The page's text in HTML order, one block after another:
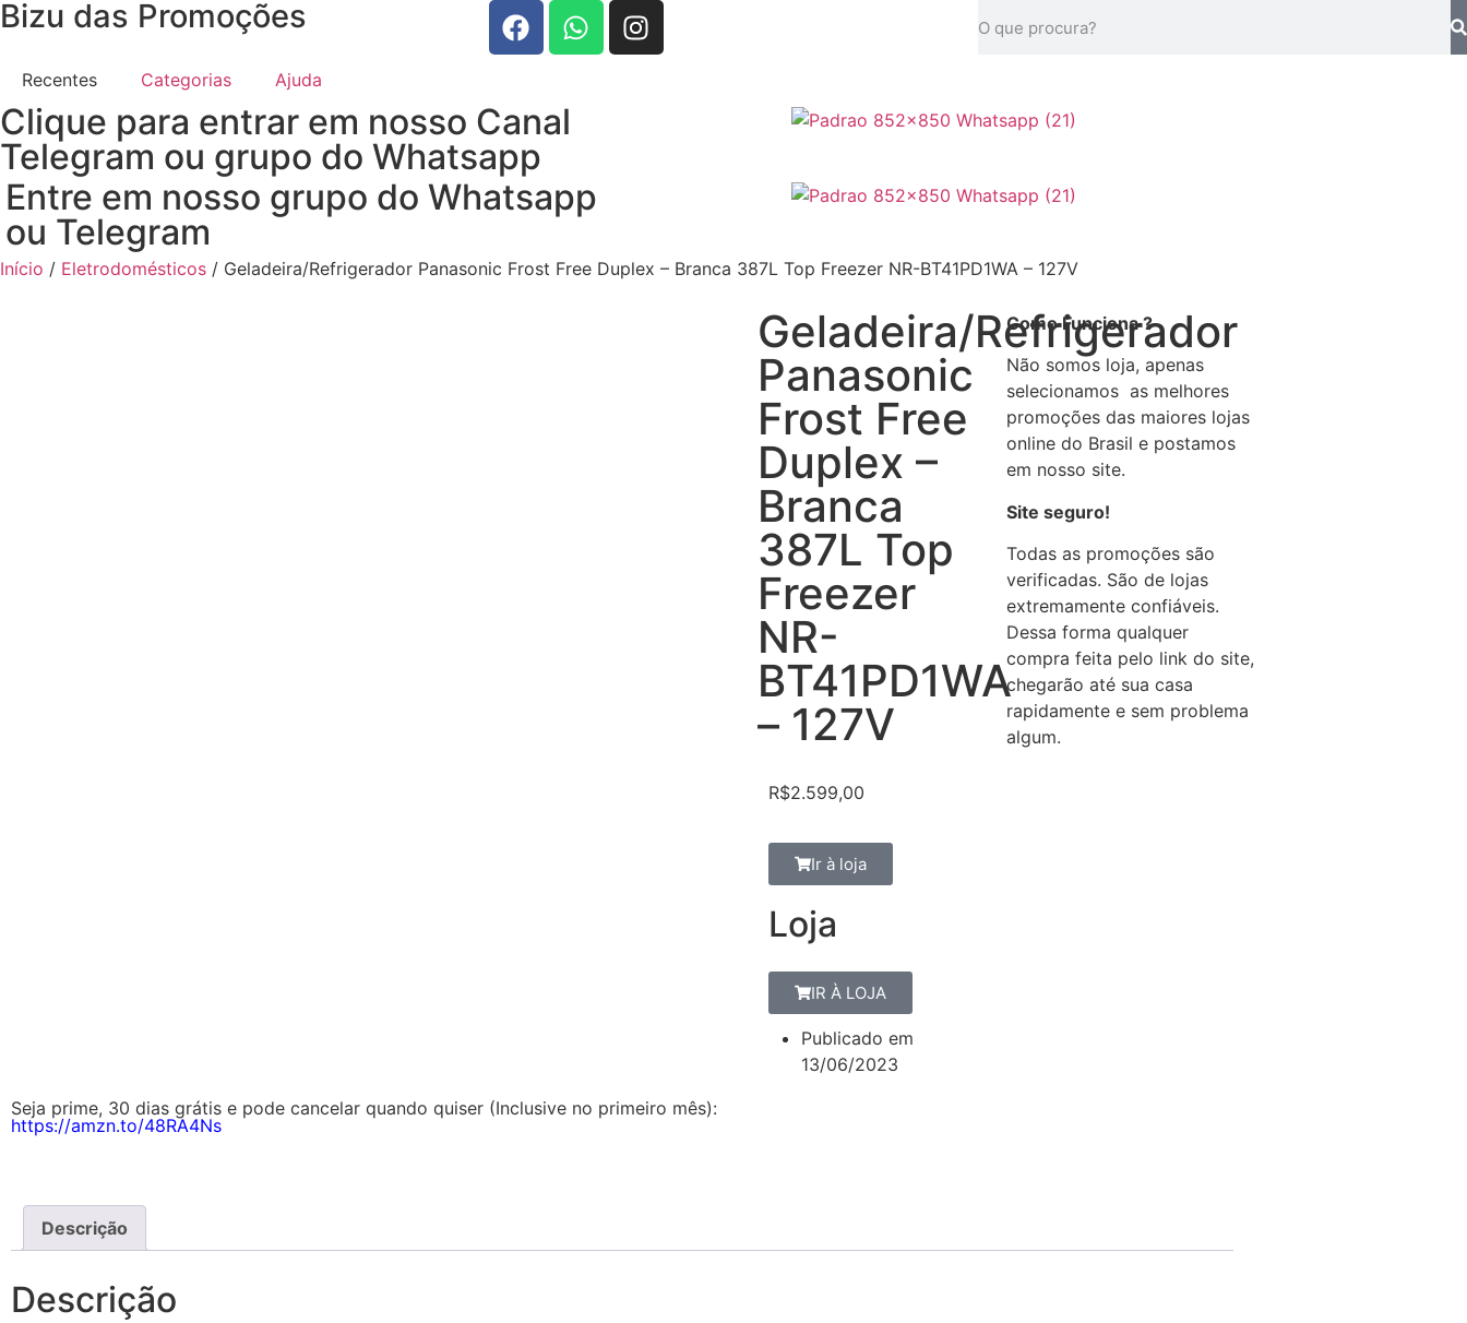
Bizu das Promoções
Recentes Categorias Ajuda
Clique para entrar em nosso Canal
Telegram ou grupo do Whatsapp
Entre em nosso grupo do Whatsapp
ou Telegram
Início / Eletrodomésticos / Geladeira/Refrigerador Panasonic Frost Free Duplex – Branca 387L Top Freezer NR-BT41PD1WA – 127V
Geladeira/Refrigerador
Panasonic
Frost Free
Duplex –
Branca
387L Top
Freezer
NR-
BT41PD1WA
– 127V
R$2.599,00
Ir à loja
Loja
IR À LOJA
Publicado em
13/06/2023
Como Funciona ?
Não somos loja, apenas
selecionamos as melhores
promoções das maiores lojas
online do Brasil e postamos
em nosso site.
Site seguro!
Todas as promoções são
verificadas. São de lojas
extremamente confiáveis.
Dessa forma qualquer
compra feita pelo link do site,
chegarão até sua casa
rapidamente e sem problema
algum.
Seja prime, 30 dias grátis e pode cancelar quando quiser (Inclusive no primeiro mês):
https://amzn.to/48RA4Ns
Descrição
Descrição